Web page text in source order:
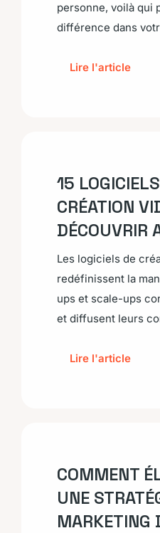
personne, voilà qui
différence dans
Lire l'article
15
CRÉATION
DÉCOUVRIR
Les logiciels de
redéfinissent la
ups et scale-ups
et diffusent leurs
Lire l'article
COMMENT
UNE
MARKETING